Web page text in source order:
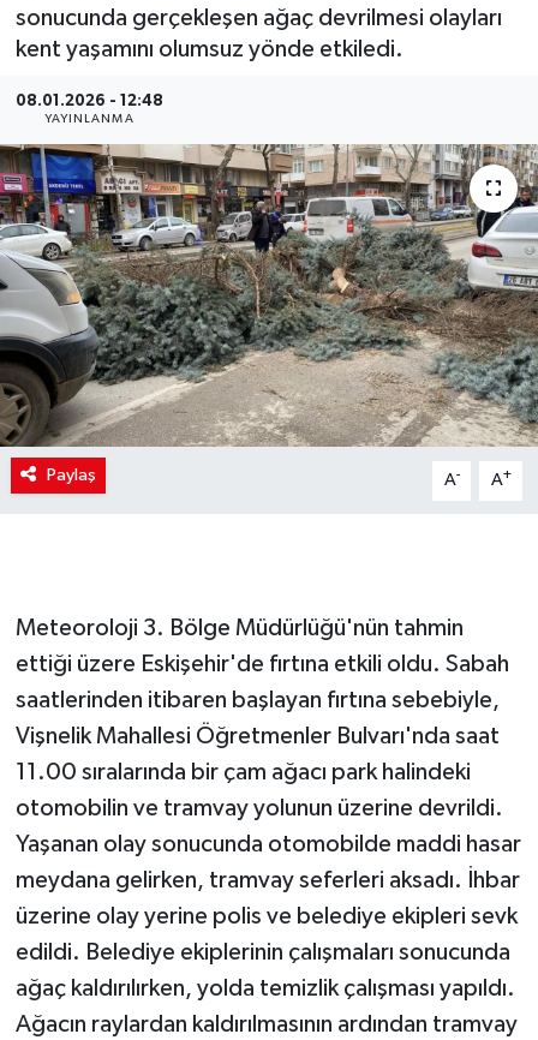
sonucunda gerçekleşen ağaç devrilmesi olayları
kent yaşamını olumsuz yönde etkiledi.
08.01.2026 - 12:48
YAYINLANMA
Paylaş A- A+
Meteoroloji 3. Bölge Müdürlüğü'nün tahmin
ettiği üzere Eskişehir'de fırtına etkili oldu. Sabah
saatlerinden itibaren başlayan fırtına sebebiyle,
Vişnelik Mahallesi Öğretmenler Bulvarı'nda saat
11.00 sıralarında bir çam ağacı park halindeki
otomobilin ve tramvay yolunun üzerine devrildi.
Yaşanan olay sonucunda otomobilde maddi hasar
meydana gelirken, tramvay seferleri aksadı. İhbar
üzerine olay yerine polis ve belediye ekipleri sevk
edildi. Belediye ekiplerinin çalışmaları sonucunda
ağaç kaldırılırken, yolda temizlik çalışması yapıldı.
Ağacın raylardan kaldırılmasının ardından tramvay